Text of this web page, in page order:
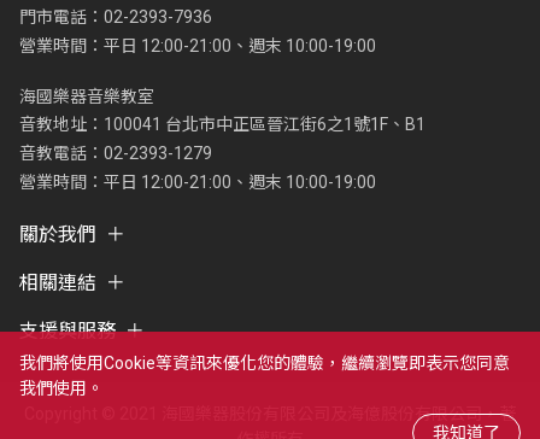
門市電話：02-2393-7936
營業時間：平日 12:00-21:00、週末 10:00-19:00
海國樂器音樂教室
音教地址：100041 台北市中正區晉江街6之1號1F、B1
音教電話：02-2393-1279
營業時間：平日 12:00-21:00、週末 10:00-19:00
關於我們
相關連結
支援與服務
Copyright © 2021 海國樂器股份有限公司及海億股份有限公司，著
我們將使用cookie等資訊來優化您的體驗，繼續瀏覽即表示您同意
我們使用。